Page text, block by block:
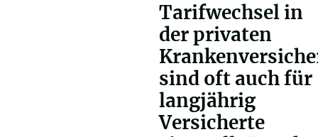
Tarifwechsel in
der privaten
sind oft auch für
langjährig
Versicherte